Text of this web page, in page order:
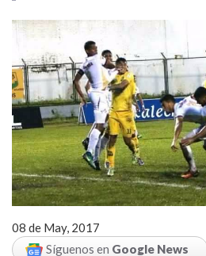
08 de May, 2017
Síguenos en Google News